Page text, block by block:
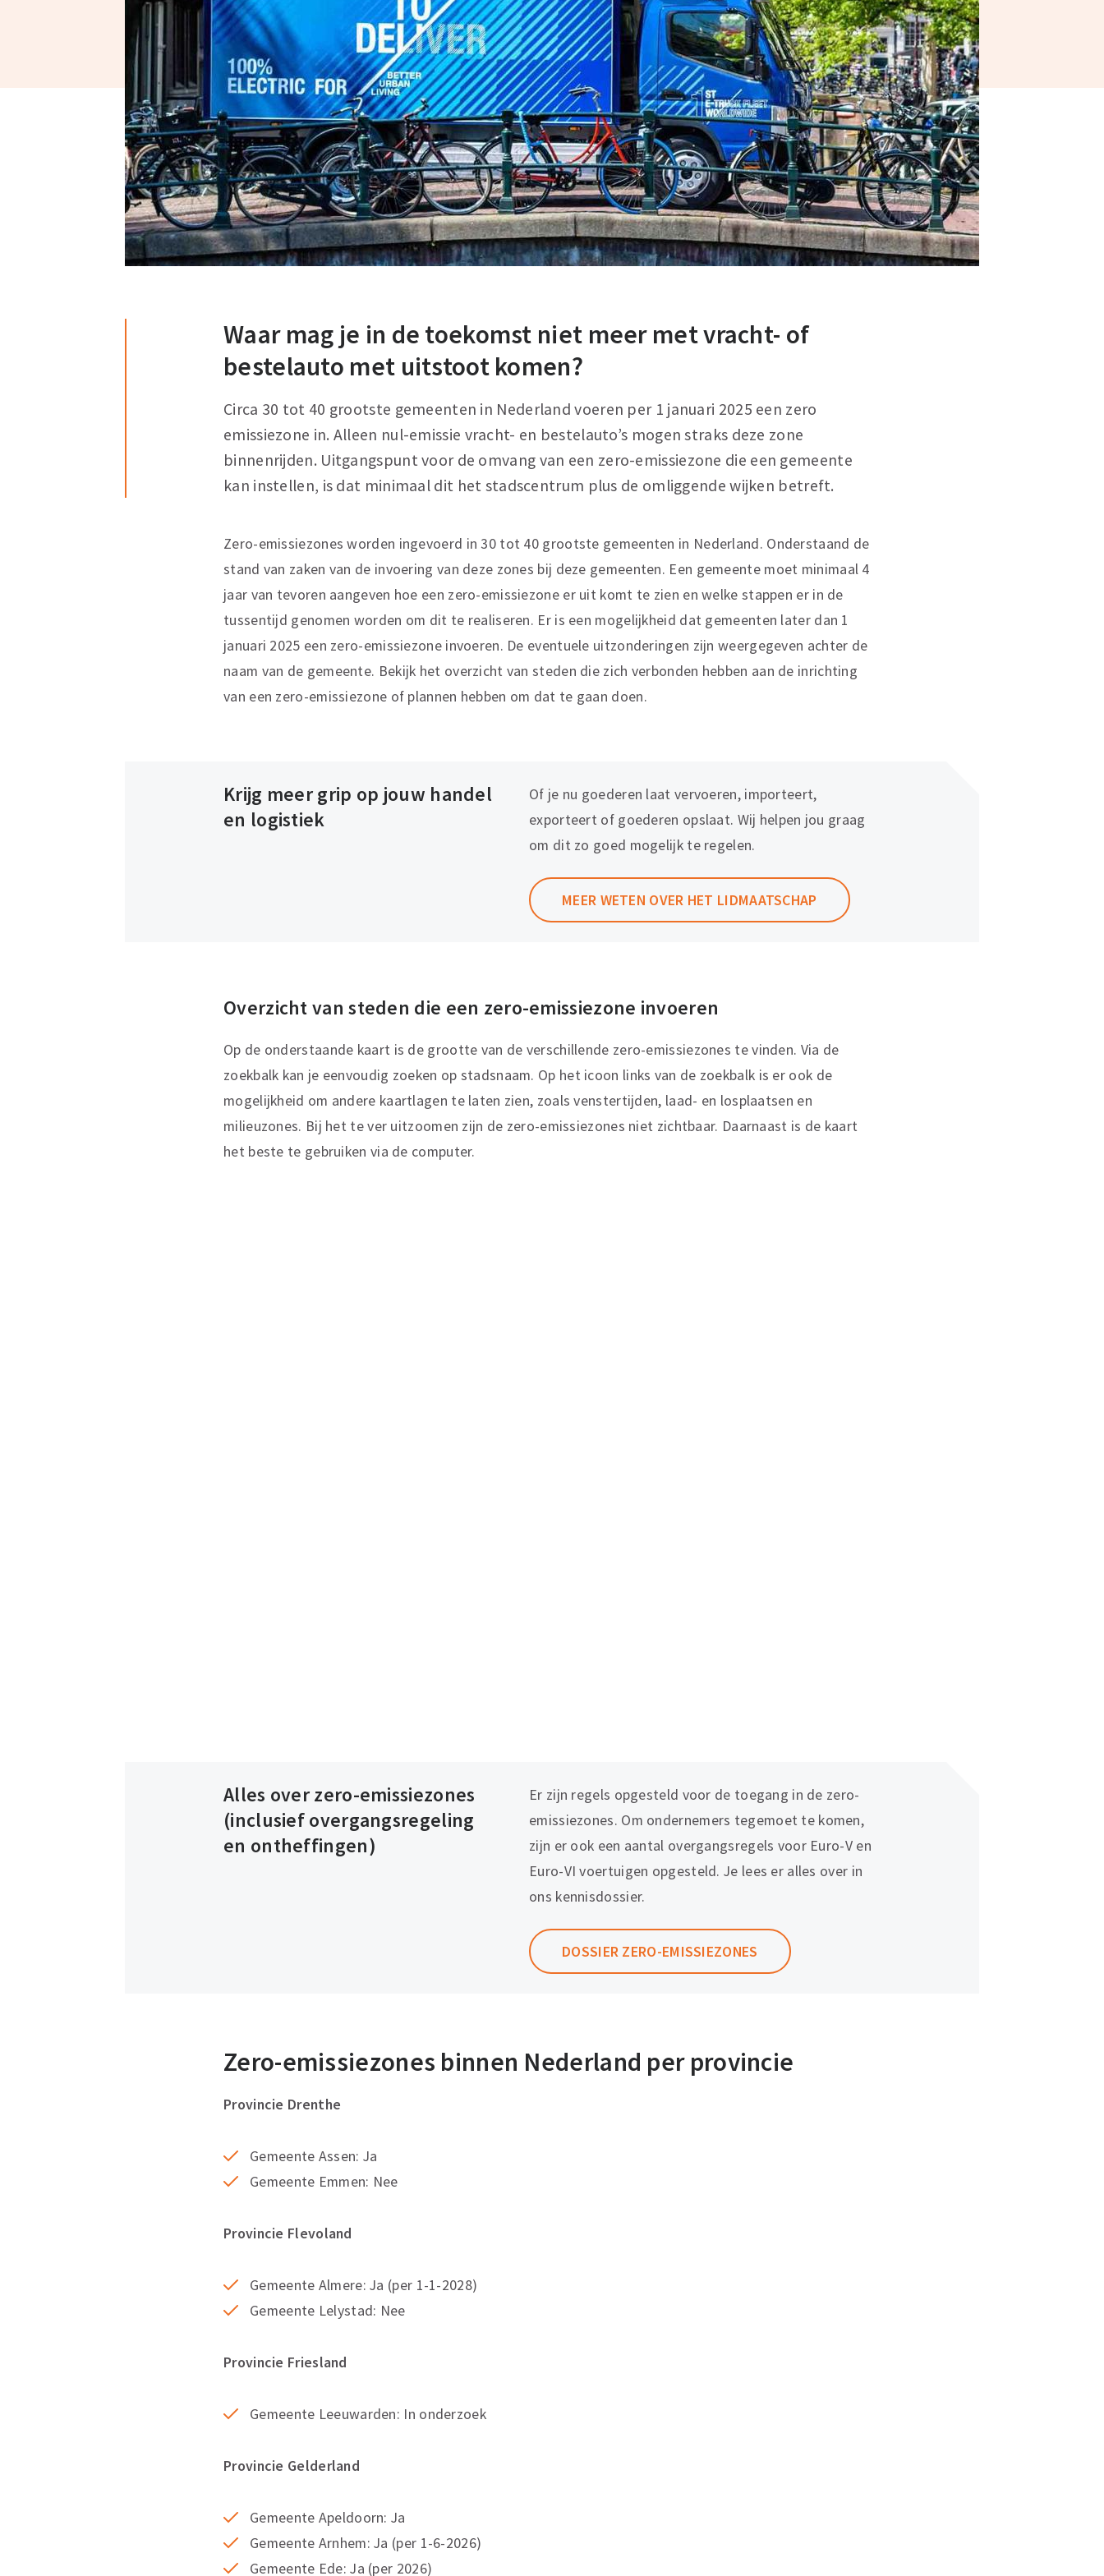
Waar mag je in de toekomst niet meer met vracht- of
bestelauto met uitstoot komen?
Circa 30 tot 40 grootste gemeenten in Nederland voeren per 1 januari 2025 een zero
emissiezone in. Alleen nul-emissie vracht- en bestelauto’s mogen straks deze zone
binnenrijden. Uitgangspunt voor de omvang van een zero-emissiezone die een gemeente
kan instellen, is dat minimaal dit het stadscentrum plus de omliggende wijken betreft.
Zero-emissiezones worden ingevoerd in 30 tot 40 grootste gemeenten in Nederland. Onderstaand de
stand van zaken van de invoering van deze zones bij deze gemeenten. Een gemeente moet minimaal 4
jaar van tevoren aangeven hoe een zero-emissiezone er uit komt te zien en welke stappen er in de
tussentijd genomen worden om dit te realiseren. Er is een mogelijkheid dat gemeenten later dan 1
januari 2025 een zero-emissiezone invoeren. De eventuele uitzonderingen zijn weergegeven achter de
naam van de gemeente. Bekijk het overzicht van steden die zich verbonden hebben aan de inrichting
van een zero-emissiezone of plannen hebben om dat te gaan doen.
Krijg meer grip op jouw handel
en logistiek
Of je nu goederen laat vervoeren, importeert,
exporteert of goederen opslaat. Wij helpen jou graag
om dit zo goed mogelijk te regelen.
MEER WETEN OVER HET LIDMAATSCHAP
Overzicht van steden die een zero-emissiezone invoeren
Op de onderstaande kaart is de grootte van de verschillende zero-emissiezones te vinden. Via de
zoekbalk kan je eenvoudig zoeken op stadsnaam. Op het icoon links van de zoekbalk is er ook de
mogelijkheid om andere kaartlagen te laten zien, zoals venstertijden, laad- en losplaatsen en
milieuzones. Bij het te ver uitzoomen zijn de zero-emissiezones niet zichtbaar. Daarnaast is de kaart
het beste te gebruiken via de computer.
Alles over zero-emissiezones
(inclusief overgangsregeling
en ontheffingen)
Er zijn regels opgesteld voor de toegang in de zero-
emissiezones. Om ondernemers tegemoet te komen,
zijn er ook een aantal overgangsregels voor Euro-V en
Euro-VI voertuigen opgesteld. Je lees er alles over in
ons kennisdossier.
DOSSIER ZERO-EMISSIEZONES
Zero-emissiezones binnen Nederland per provincie
Provincie Drenthe
Gemeente Assen: Ja
Gemeente Emmen: Nee
Provincie Flevoland
Gemeente Almere: Ja (per 1-1-2028)
Gemeente Lelystad: Nee
Provincie Friesland
Gemeente Leeuwarden: In onderzoek
Provincie Gelderland
Gemeente Apeldoorn: Ja
Gemeente Arnhem: Ja (per 1-6-2026)
Gemeente Ede: Ja (per 2026)